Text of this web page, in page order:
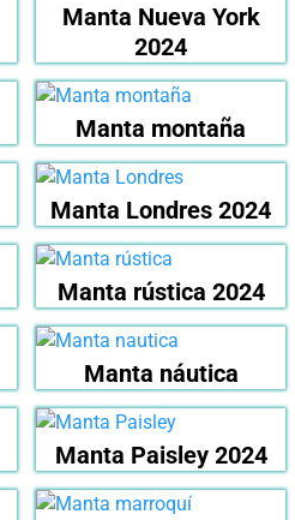
Manta Nueva York
2024
Manta montaña
Manta Londres 2024
Manta rústica 2024
Manta náutica
Manta Paisley 2024